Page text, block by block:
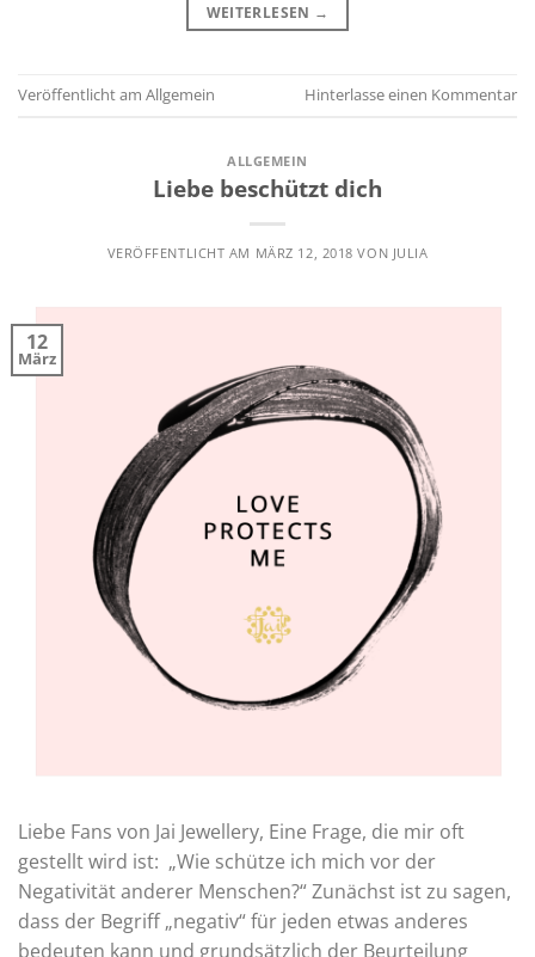
WEITERLESEN →
Veröffentlicht am Allgemein Hinterlasse einen Kommentar
ALLGEMEIN
Liebe beschützt dich
VERÖFFENTLICHT AM MÄRZ 12, 2018 VON JULIA
12
März
Liebe Fans von Jai Jewellery, Eine Frage, die mir oft
gestellt wird ist: „Wie schütze ich mich vor der
Negativität anderer Menschen?“ Zunächst ist zu sagen,
dass der Begriff „negativ“ für jeden etwas anderes
bedeuten kann und grundsätzlich der Beurteilung